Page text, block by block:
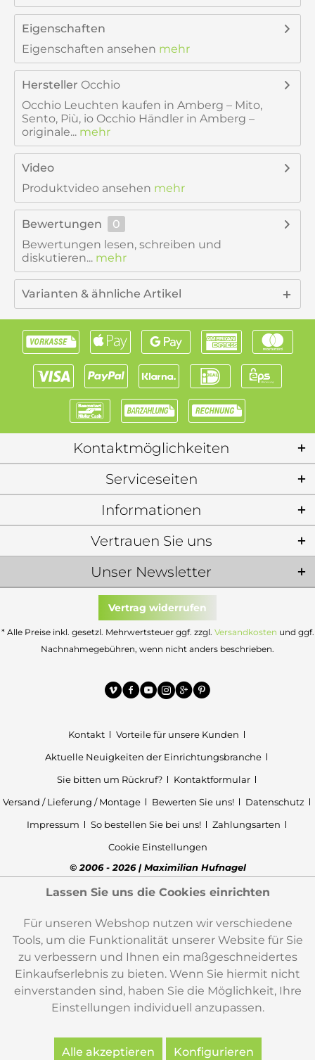
Eigenschaften
Eigenschaften ansehen mehr
Hersteller Occhio
Occhio Leuchten kaufen in Amberg – Mito,
Sento, Più, io Occhio Händler in Amberg –
originale... mehr
Video
Produktvideo ansehen mehr
Bewertungen
0
Bewertungen lesen, schreiben und
diskutieren... mehr
Varianten & ähnliche Artikel
Kontaktmöglichkeiten
Serviceseiten
Informationen
Unser Newsletter
Vertrauen Sie uns
Vertrag widerrufen
* Alle Preise inkl. gesetzl. Mehrwertsteuer ggf. zzgl. Versandkosten und ggf.
Nachnahmegebühren, wenn nicht anders beschrieben.
Kontakt
Vorteile für unsere Kunden
Aktuelle Neuigkeiten der Einrichtungsbranche
Sie bitten um Rückruf?
Kontaktformular
Versand / Lieferung / Montage
Bewerten Sie uns!
Datenschutz
Impressum
So bestellen Sie bei uns!
Zahlungsarten
Cookie Einstellungen
© 2006 - 2026 | Maximilian Hufnagel
Lassen Sie uns die Cookies einrichten
Für unseren Webshop nutzen wir verschiedene
Tools, um die Funktionalität unserer Website für Sie
zu verbessern und Ihnen ein maßgeschneidertes
Einkaufserlebnis zu bieten. Wenn Sie hiermit nicht
einverstanden sind, haben Sie die Möglichkeit, Ihre
Einstellungen individuell anzupassen.
Alle akzeptieren Konfigurieren